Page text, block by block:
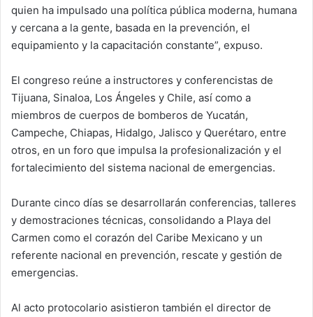
quien ha impulsado una política pública moderna, humana
y cercana a la gente, basada en la prevención, el
equipamiento y la capacitación constante”, expuso.
El congreso reúne a instructores y conferencistas de
Tijuana, Sinaloa, Los Ángeles y Chile, así como a
miembros de cuerpos de bomberos de Yucatán,
Campeche, Chiapas, Hidalgo, Jalisco y Querétaro, entre
otros, en un foro que impulsa la profesionalización y el
fortalecimiento del sistema nacional de emergencias.
Durante cinco días se desarrollarán conferencias, talleres
y demostraciones técnicas, consolidando a Playa del
Carmen como el corazón del Caribe Mexicano y un
referente nacional en prevención, rescate y gestión de
emergencias.
Al acto protocolario asistieron también el director de